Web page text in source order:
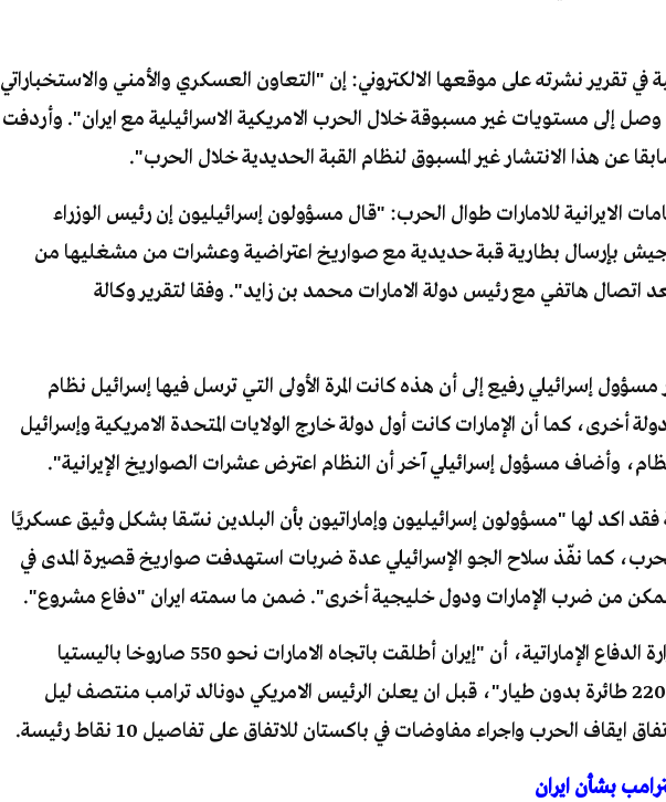
في تقرير نشرته على موقعها الالكتروني: إن "التعاون العسكري والأمني والاستخباراتي
وصل إلى مستويات غير مسبوقة خلال الحرب الامريكية الاسرائيلية مع ايران". وأردفت
عن هذا الانتشار غير المسبوق لنظام القبة الحديدية خلال الحرب".
الايرانية للامارات طوال الحرب: "قال مسؤولون إسرائيليون إن رئيس الوزراء
الجيش بإرسال بطارية قبة حديدية مع صواريخ اعتراضية وعشرات من مشغليها من
اتصال هاتفي مع رئيس دولة الامارات محمد بن زايد". وفقا لتقرير وكالة
إسرائيلي رفيع إلى أن هذه كانت المرة الأولى التي ترسل فيها إسرائيل نظام
أخرى، كما أن الإمارات كانت أول دولة خارج الولايات المتحدة الامريكية وإسرائيل
وأضاف مسؤول إسرائيلي آخر أن النظام اعترض عشرات الصواريخ الإيرانية".
فقد اكد لها "مسؤولون إسرائيليون وإماراتيون بأن البلدين نسّقا بشكل وثيق عسكريًا
كما نفّذ سلاح الجو الإسرائيلي عدة ضربات استهدفت صواريخ قصيرة المدى في
من ضرب الإمارات ودول خليجية أخرى". ضمن ما سمته ايران "دفاع مشروع".
من جانبها، أعلنت وزارة الدفاع الإماراتية، أن "إيران أطلقت باتجاه الامارات نحو 550 صاروخا باليستيا
ومجنحا، وأكثر من 2200 طائرة بدون طيار"، قبل ان يعلن الرئيس الامريكي دونالد ترامب منتصف ليل
بشأن ايران